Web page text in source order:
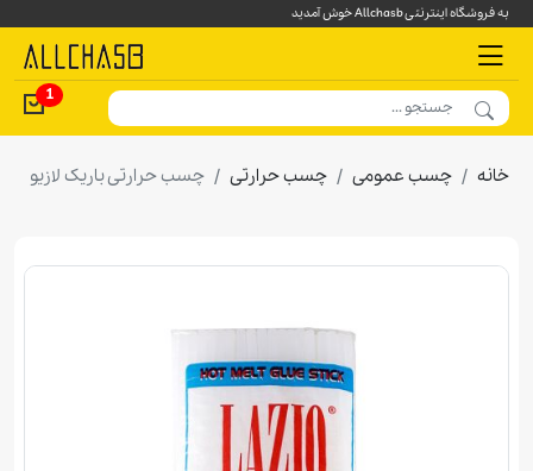
به فروشگاه اینترنتی Allchasb خوش آمدید
1
خانه چسب عمومی چسب حرارتی چسب حرارتی باریک لازيو